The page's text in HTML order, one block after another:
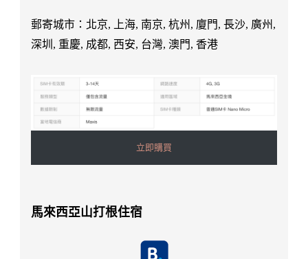
郵寄城市：北京, 上海, 南京, 杭州, 廈門, 長沙, 廣州,
深圳, 重慶, 成都, 西安, 台灣, 澳門, 香港
立即購買
馬來西亞山打根住宿